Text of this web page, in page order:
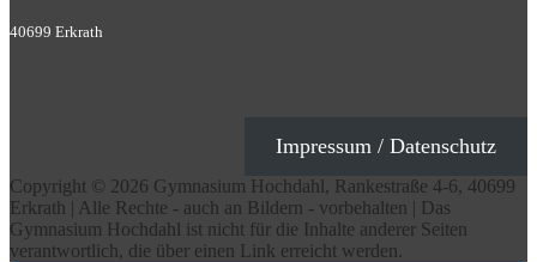
40699 Erkrath
Impressum / Datenschutz
Copyright © 2026 Gymnasium Hochdahl, Rankestraße 4-6, 40699
Erkrath | Alle Rechte - auch an Bildern - vorbehalten | Das
Gymnasium Hochdahl ist nicht für die Inhalte anderer Seiten
verantwortlich, die über einen Link erreicht werden.